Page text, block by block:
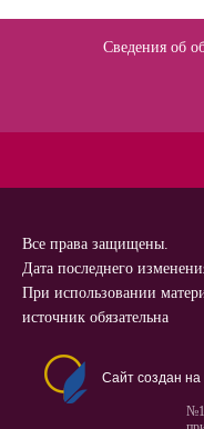
Сведения об
Все права защищены.
Дата последнего
При использовании
источник обязательна
Сайт создан